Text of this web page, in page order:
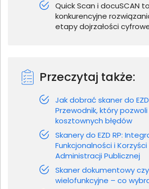
Quick Scan i docuSCAN
konkurencyjne
etapy dojrzałości
Przeczytaj także:
Jak dobrać skaner do EZD
Przewodnik, który
kosztownych błędów
Skanery do EZD RP:
Funkcjonalności i
Administracji Publicznej
Skaner dokumentowy
wielofunkcyjne – co